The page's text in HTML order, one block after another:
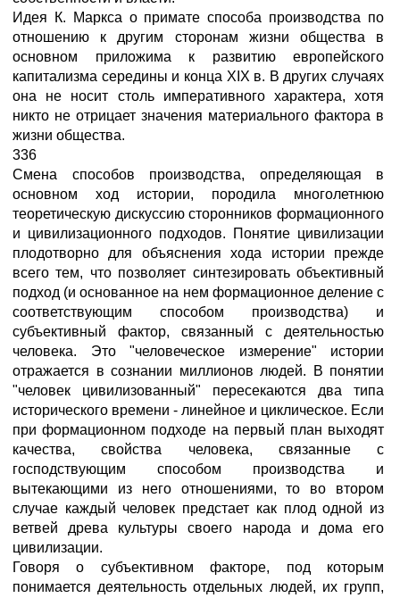
Идея К. Маркса о примате способа производства по
отношению к другим сторонам жизни общества в
основном приложима к развитию европейского
капитализма середины и конца XIX в. В других случаях
она не носит столь императивного характера, хотя
никто не отрицает значения материального фактора в
жизни общества.
336
Смена способов производства, определяющая в
основном ход истории, породила многолетнюю
теоретическую дискуссию сторонников формационного
и цивилизационного подходов. Понятие цивилизации
плодотворно для объяснения хода истории прежде
всего тем, что позволяет синтезировать объективный
подход (и основанное на нем формационное деление с
соответствующим способом производства) и
субъективный фактор, связанный с деятельностью
человека. Это "человеческое измерение" истории
отражается в сознании миллионов людей. В понятии
"человек цивилизованный" пересекаются два типа
исторического времени - линейное и циклическое. Если
при формационном подходе на первый план выходят
качества, свойства человека, связанные с
господствующим способом производства и
вытекающими из него отношениями, то во втором
случае каждый человек предстает как плод одной из
ветвей древа культуры своего народа и дома его
цивилизации.
Говоря о субъективном факторе, под которым
понимается деятельность отдельных людей, их групп,